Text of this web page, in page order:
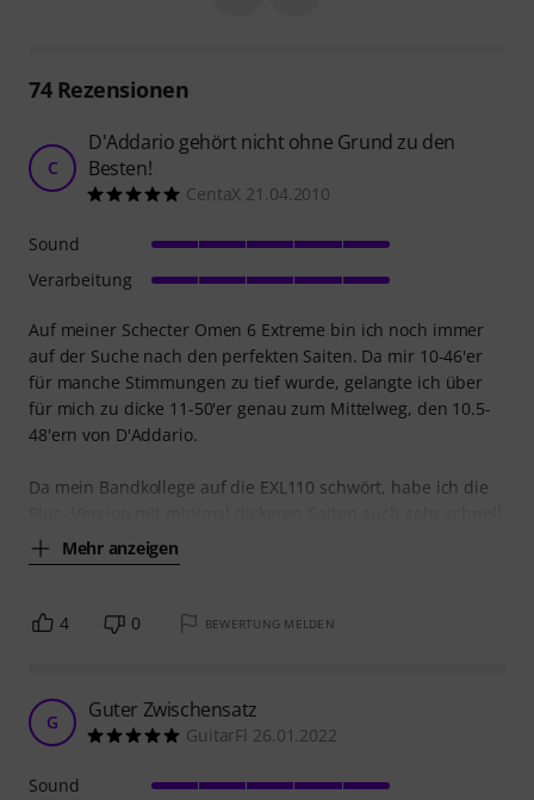
74Rezensionen
C
D'Addario gehört nicht ohne Grund zu den
Besten!
CentaX 21.04.2010
Auf meiner Schecter Omen 6 Extreme bin ich noch immer
auf der Suche nach den perfekten Saiten. Da mir 10-46'er
für manche Stimmungen zu tief wurde, gelangte ich über
für mich zu dicke 11-50'er genau zum Mittelweg, den 10.5-
48'ern von D'Addario.
Da mein Bandkollege auf die EXL110 schwört, habe ich die
Mehr anzeigen
Sound
Verarbeitung
4 0 BEWERTUNG MELDEN
G Guter Zwischensatz
GuitarFl 26.01.2022
Sound